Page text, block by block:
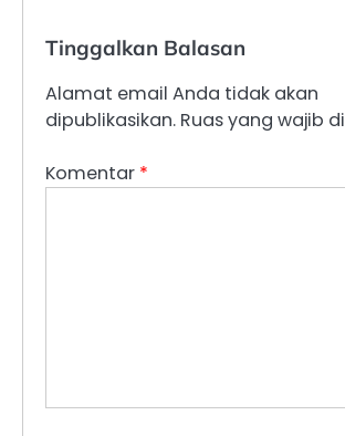
Tinggalkan Balasan
Alamat email Anda tidak akan
dipublikasikan. Ruas yang wajib
Komentar *